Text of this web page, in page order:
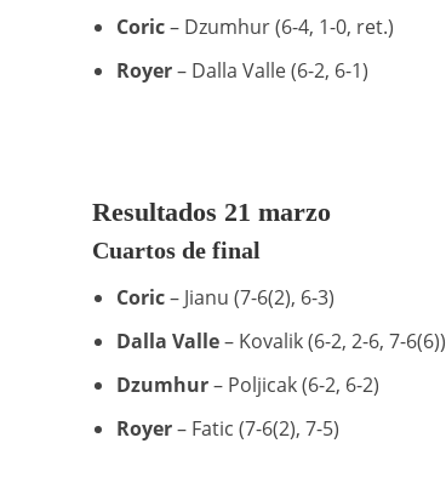
Coric– Dzumhur (6-4, 1-0, ret.)
Royer– Dalla Valle (6-2, 6-1)
Resultados 21 marzo
Cuartos de final
Coric– Jianu (7-6(2), 6-3)
Dalla Valle– Kovalik (6-2, 2-6, 7-6(6))
Dzumhur– Poljicak (6-2, 6-2)
Royer– Fatic (7-6(2), 7-5)